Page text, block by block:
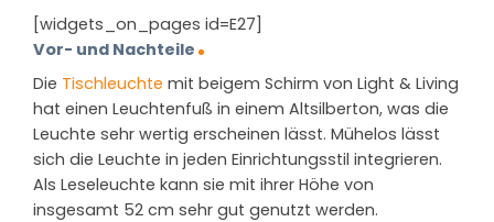
[widgets_on_pages id=E27]
Vor- und Nachteile
Die Tischleuchte mit beigem Schirm von Light & Living
hat einen Leuchtenfuß in einem Altsilberton, was die
Leuchte sehr wertig erscheinen lässt. Mühelos lässt
sich die Leuchte in jeden Einrichtungsstil integrieren.
Als Leseleuchte kann sie mit ihrer Höhe von
insgesamt 52 cm sehr gut genutzt werden.